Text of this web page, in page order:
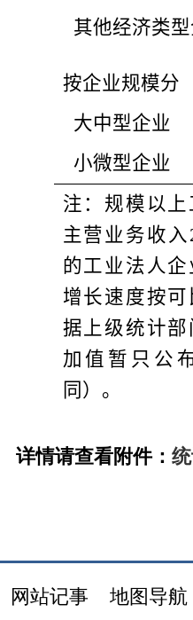
其他经济类
按企业规模分
大中型企业
小微型企业
注：规模以
主营业务收入
的工业法人
增长速度按
据上级统计
加值暂只公
同）。
详情请查看附件：
网站记事 地图导航